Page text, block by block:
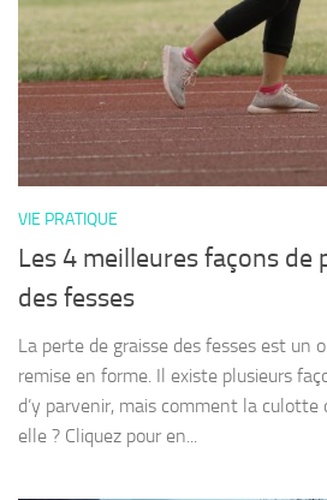
VIE PRATIQUE
Les 4 meilleures façons de
des fesses
La perte de graisse des fesses est un
remise en forme. Il existe plusieurs
d’y parvenir, mais comment la
elle ? Cliquez pour en...